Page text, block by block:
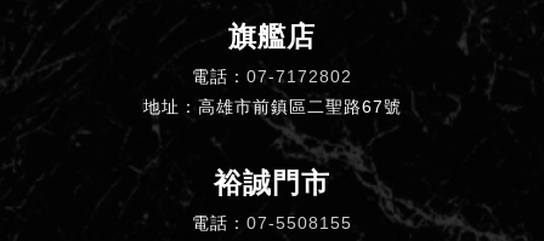
旗艦店
電話： 07-7172802
地址：高雄市前鎮區二聖路67號
裕誠門市
電話： 07-5508155